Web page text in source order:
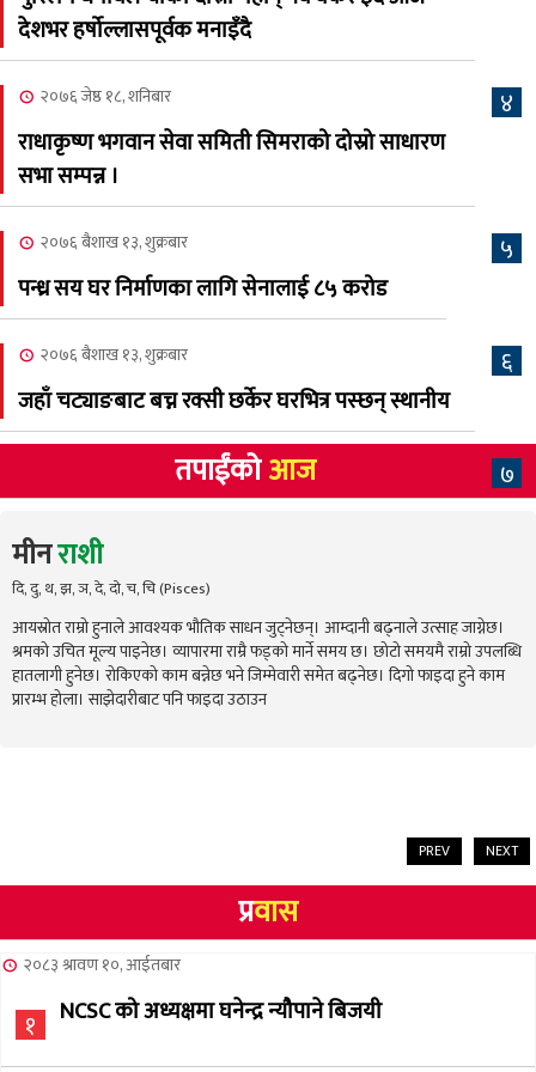
२०८३ श्रावण २, शनिबार
८
क्यालगरी नेपाली मेलाको
अस्मिताको बेजोड प्रस्तुती रहने
देशभर हर्षोल्लासपूर्वक मनाइँदै
४
२०७६ जेष्ठ १८, शनिबार
राधाकृष्ण भगवान सेवा समिती सिमराको दोस्रो साधारण
सभा सम्पन्न ।
५
२०७६ बैशाख १३, शुक्रबार
पन्ध्र सय घर निर्माणका लागि सेनालाई ८५ करोड
६
२०७६ बैशाख १३, शुक्रबार
जहाँ चट्याङबाट बच्न रक्सी छर्केर घरभित्र पस्छन् स्थानीय
७
तपाईंकोआज
मीनराशी
दि, दु, थ, झ, ञ, दे, दो, च, चि (Pisces)
आयस्रोत राम्रो हुनाले आवश्यक भौतिक साधन जुट्नेछन्। आम्दानी बढ्नाले उत्साह जाग्नेछ।
श्रमको उचित मूल्य पाइनेछ। व्यापारमा राम्रै फड्को मार्ने समय छ। छोटो समयमै राम्रो उपलब्धि
हातलागी हुनेछ। रोकिएको काम बन्नेछ भने जिम्मेवारी समेत बढ्नेछ। दिगो फाइदा हुने काम
प्रारम्भ होला। साझेदारीबाट पनि फाइदा उठाउन
PREV NEXT
प्रवास
२०८३ श्रावण १०, आईतबार
१ NCSC को अध्यक्षमा घनेन्द्र न्यौपाने बिजयी